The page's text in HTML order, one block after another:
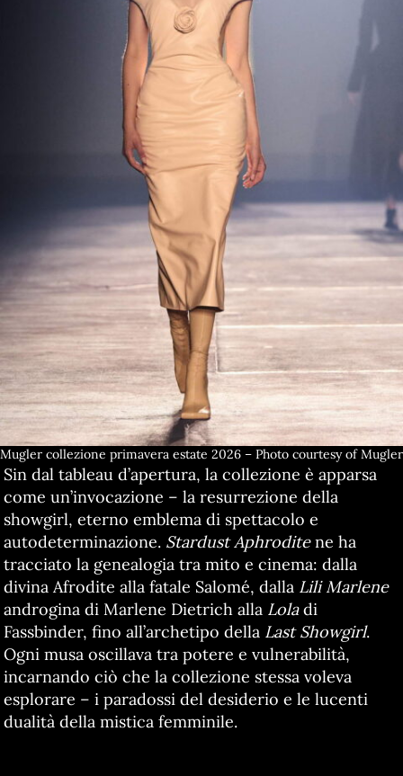
Mugler collezione primavera estate 2026 – Photo courtesy of Mugler
Sin dal tableau d’apertura, la collezione è apparsa
come un’invocazione – la resurrezione della
showgirl, eterno emblema di spettacolo e
autodeterminazione. Stardust Aphroditene ha
tracciato la genealogia tra mito e cinema: dalla
divina Afrodite alla fatale Salomé, dalla Lili Marlene
androgina di Marlene Dietrich alla Loladi
Fassbinder, fino all’archetipo della Last Showgirl.
Ogni musa oscillava tra potere e vulnerabilità,
incarnando ciò che la collezione stessa voleva
esplorare – i paradossi del desiderio e le lucenti
dualità della mistica femminile.